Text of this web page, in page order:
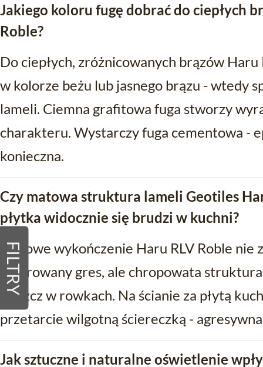
FILTRY
Jakiego koloru fugę dobrać do ciepłych
Roble?
Do ciepłych, zróżnicowanych brązów
w kolorze beżu lub jasnego brązu - wtedy
lameli. Ciemna grafitowa fuga stworzy
charakteru. Wystarczy fuga cementowa -
konieczna.
Czy matowa struktura lameli Geotiles
płytka widocznie się brudzi w kuchni?
Matowe wykończenie Haru RLV Roble
polerowany gres, ale chropowata
tłuszcz w rowkach. Na ścianie za płytą
przetarcie wilgotną ściereczką -
Jak sztuczne i naturalne oświetlenie